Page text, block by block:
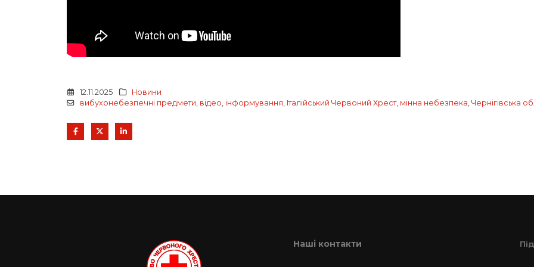
12.11.2025
Новини
вибухонебезпечні предмети, відео, інформування, Італійський Червоний Хрест, мінна небезпека, Чернігівська
Наші контакти